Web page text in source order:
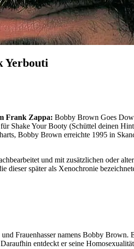
Yerbouti
Frank Zappa: Bobby Brown Goes
Shake Your Booty (Schüttel deinen
Bobby Brown erreichte 1995 in
und mit zusätzlichen oder
dieser später als Xenochronie
Frauenhasser namens Bobby
entdeckt er seine